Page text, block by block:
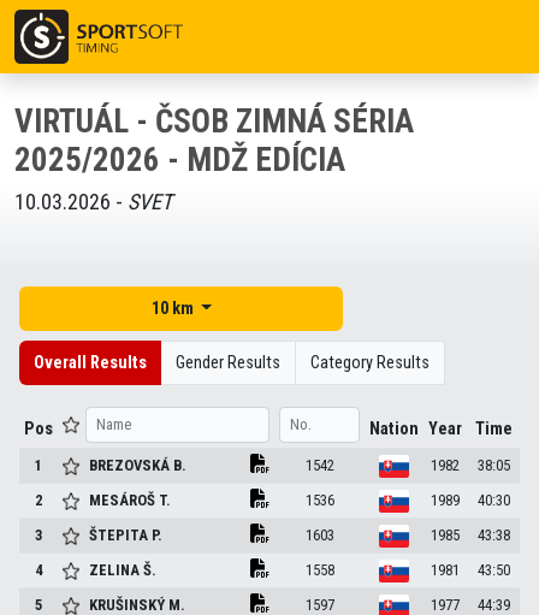
VIRTUÁL - ČSOB ZIMNÁ SÉRIA
2025/2026 - MDŽ EDÍCIA
10.03.2026 - SVET
10 km
Overall Results Gender Results Category Results
Pos Nation Year Time
1 BREZOVSKÁ B. 1542 1982
38:05
2
MESÁROŠ T. 1536 1989
40:30
3
ŠTEPITA P. 1603 1985
43:38
4
ZELINAŠ. 1558 1981
43:50
5
KRUŠINSKÝ M. 1597 1977
44:39